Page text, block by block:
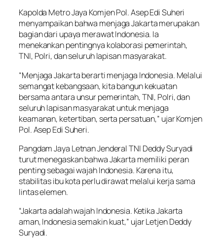
Kapolda Metro Jaya Komjen Pol. Asep Edi Suheri
menyampaikan bahwa menjaga Jakarta merupakan
bagian dari upaya merawat Indonesia. Ia
menekankan pentingnya kolaborasi pemerintah,
TNI, Polri, dan seluruh lapisan masyarakat.
“Menjaga Jakarta berarti menjaga Indonesia. Melalui
semangat kebangsaan, kita bangun kekuatan
bersama antara unsur pemerintah, TNI, Polri, dan
seluruh lapisan masyarakat untuk menjaga
keamanan, ketertiban, serta persatuan,” ujar Komjen
Pol. Asep Edi Suheri.
Pangdam Jaya Letnan Jenderal TNI Deddy Suryadi
turut menegaskan bahwa Jakarta memiliki peran
penting sebagai wajah Indonesia. Karena itu,
stabilitas ibu kota perlu dirawat melalui kerja sama
lintas elemen.
“Jakarta adalah wajah Indonesia. Ketika Jakarta
aman, Indonesia semakin kuat,” ujar Letjen Deddy
Suryadi.